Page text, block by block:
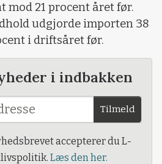
mod 21 procent året før.
udgjorde importen 38
i driftsåret før.
i indbakken
Tilmeld
accepterer du L-
Læs den her.